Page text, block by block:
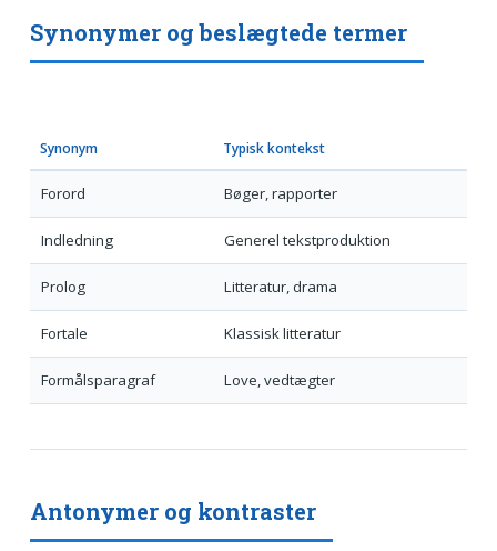
Synonymer og beslægtede termer
Synonym Typisk kontekst
Forord Bøger, rapporter
Indledning Generel tekstproduktion
Prolog Litteratur, drama
Fortale Klassisk litteratur
Formålsparagraf Love, vedtægter
Antonymer og kontraster